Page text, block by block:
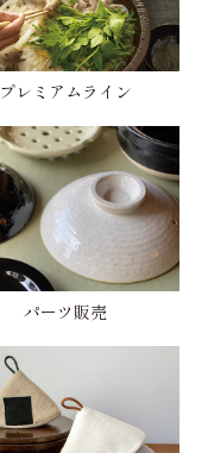
プレミアムライン
パーツ販売